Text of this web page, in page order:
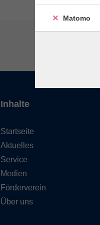
Inhalte
Startseite
Aktuelles
Service
Medien
Förderverein
Über uns
Matomo